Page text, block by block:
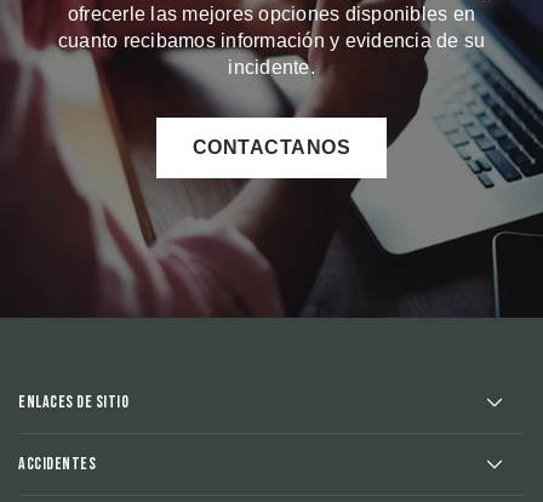
ofrecerle las mejores opciones disponibles en
cuanto recibamos información y evidencia de su
incidente.
CONTACTANOS
Enlaces de sitio
Accidentes